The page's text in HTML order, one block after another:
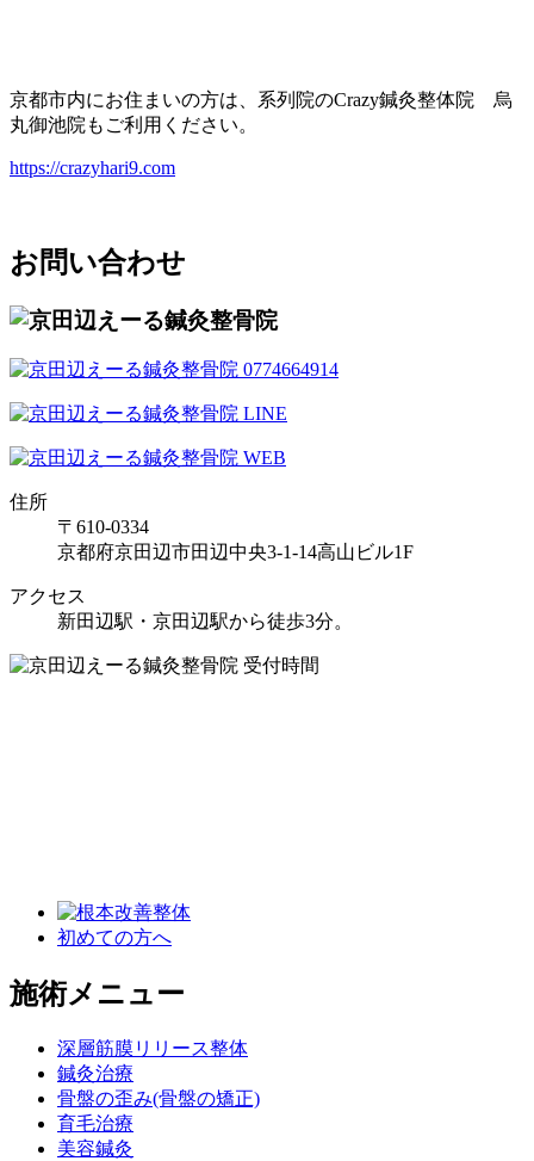
京都市内にお住まいの方は、系列院のCrazy鍼灸整体院 烏
丸御池院もご利用ください。
https://crazyhari9.com
お問い合わせ
住所
〒610-0334
京都府京田辺市田辺中央3-1-14高山ビル1F
アクセス
新田辺駅・京田辺駅から徒歩3分。
初めての方へ
施術メニュー
深層筋膜リリース整体
鍼灸治療
骨盤の歪み(骨盤の矯正)
育毛治療
美容鍼灸